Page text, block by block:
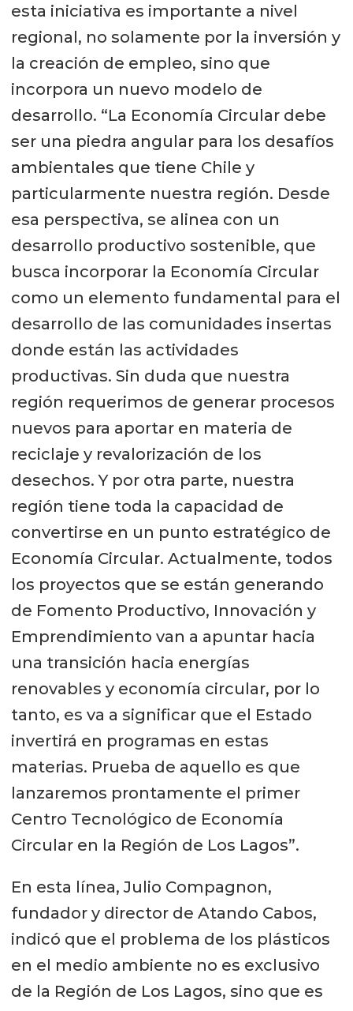
esta iniciativa es importante a nivel
regional, no solamente por la inversión y
la creación de empleo, sino que
incorpora un nuevo modelo de
desarrollo. “La Economía Circular debe
ser una piedra angular para los desafíos
ambientales que tiene Chile y
particularmente nuestra región. Desde
esa perspectiva, se alinea con un
desarrollo productivo sostenible, que
busca incorporar la Economía Circular
como un elemento fundamental para el
desarrollo de las comunidades insertas
donde están las actividades
productivas. Sin duda que nuestra
región requerimos de generar procesos
nuevos para aportar en materia de
reciclaje y revalorización de los
desechos. Y por otra parte, nuestra
región tiene toda la capacidad de
convertirse en un punto estratégico de
Economía Circular. Actualmente, todos
los proyectos que se están generando
de Fomento Productivo, Innovación y
Emprendimiento van a apuntar hacia
una transición hacia energías
renovables y economía circular, por lo
tanto, es va a significar que el Estado
invertirá en programas en estas
materias. Prueba de aquello es que
lanzaremos prontamente el primer
Centro Tecnológico de Economía
Circular en la Región de Los Lagos”.
En esta línea, Julio Compagnon,
fundador y director de Atando Cabos,
indicó que el problema de los plásticos
en el medio ambiente no es exclusivo
de la Región de Los Lagos, sino que es